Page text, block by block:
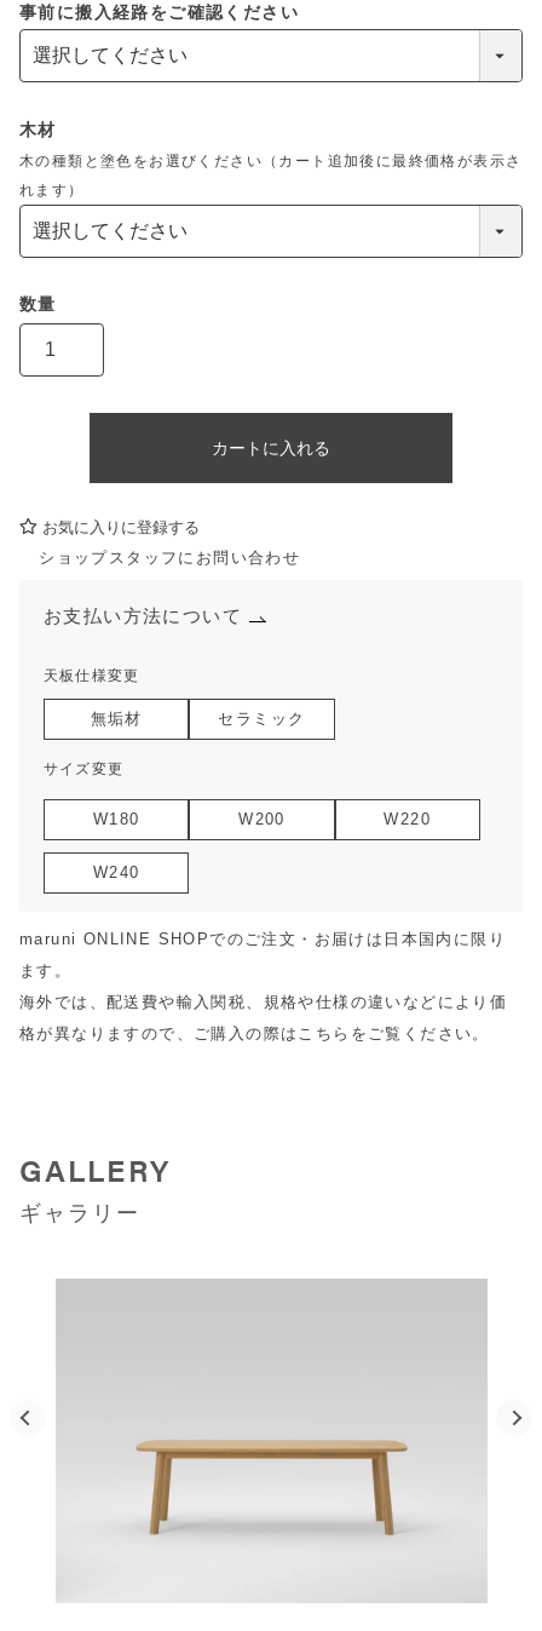
事前に搬入経路をご確認ください
木材
木の種類と塗色をお選びください（カート追加後に最終価格が表示さ
れます）
お気に入りに登録する
カートに入れる
ショップスタッフにお問い合わせ
天板仕様変更
無垢材 セラミック
サイズ変更
W180 W200 W220
W240
お支払い方法について
maruni ONLINE SHOPでのご注文・お届けは日本国内に限り
ます。
海外では、配送費や輸入関税、規格や仕様の違いなどにより価
格が異なりますので、ご購入の際は こちら をご覧ください。
GALLERY
ギャラリー